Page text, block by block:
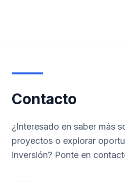
Contacto
¿Interesado en saber más
proyectos o explorar
inversión? Ponte en